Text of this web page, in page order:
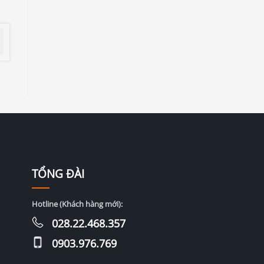
TỔNG ĐÀI
Hotline (Khách hàng mới):
028.22.468.357
0903.976.769